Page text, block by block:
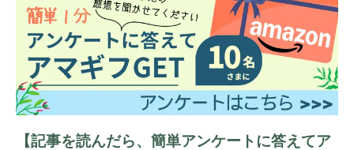
【記事を読んだら、簡単アンケートに答えてア